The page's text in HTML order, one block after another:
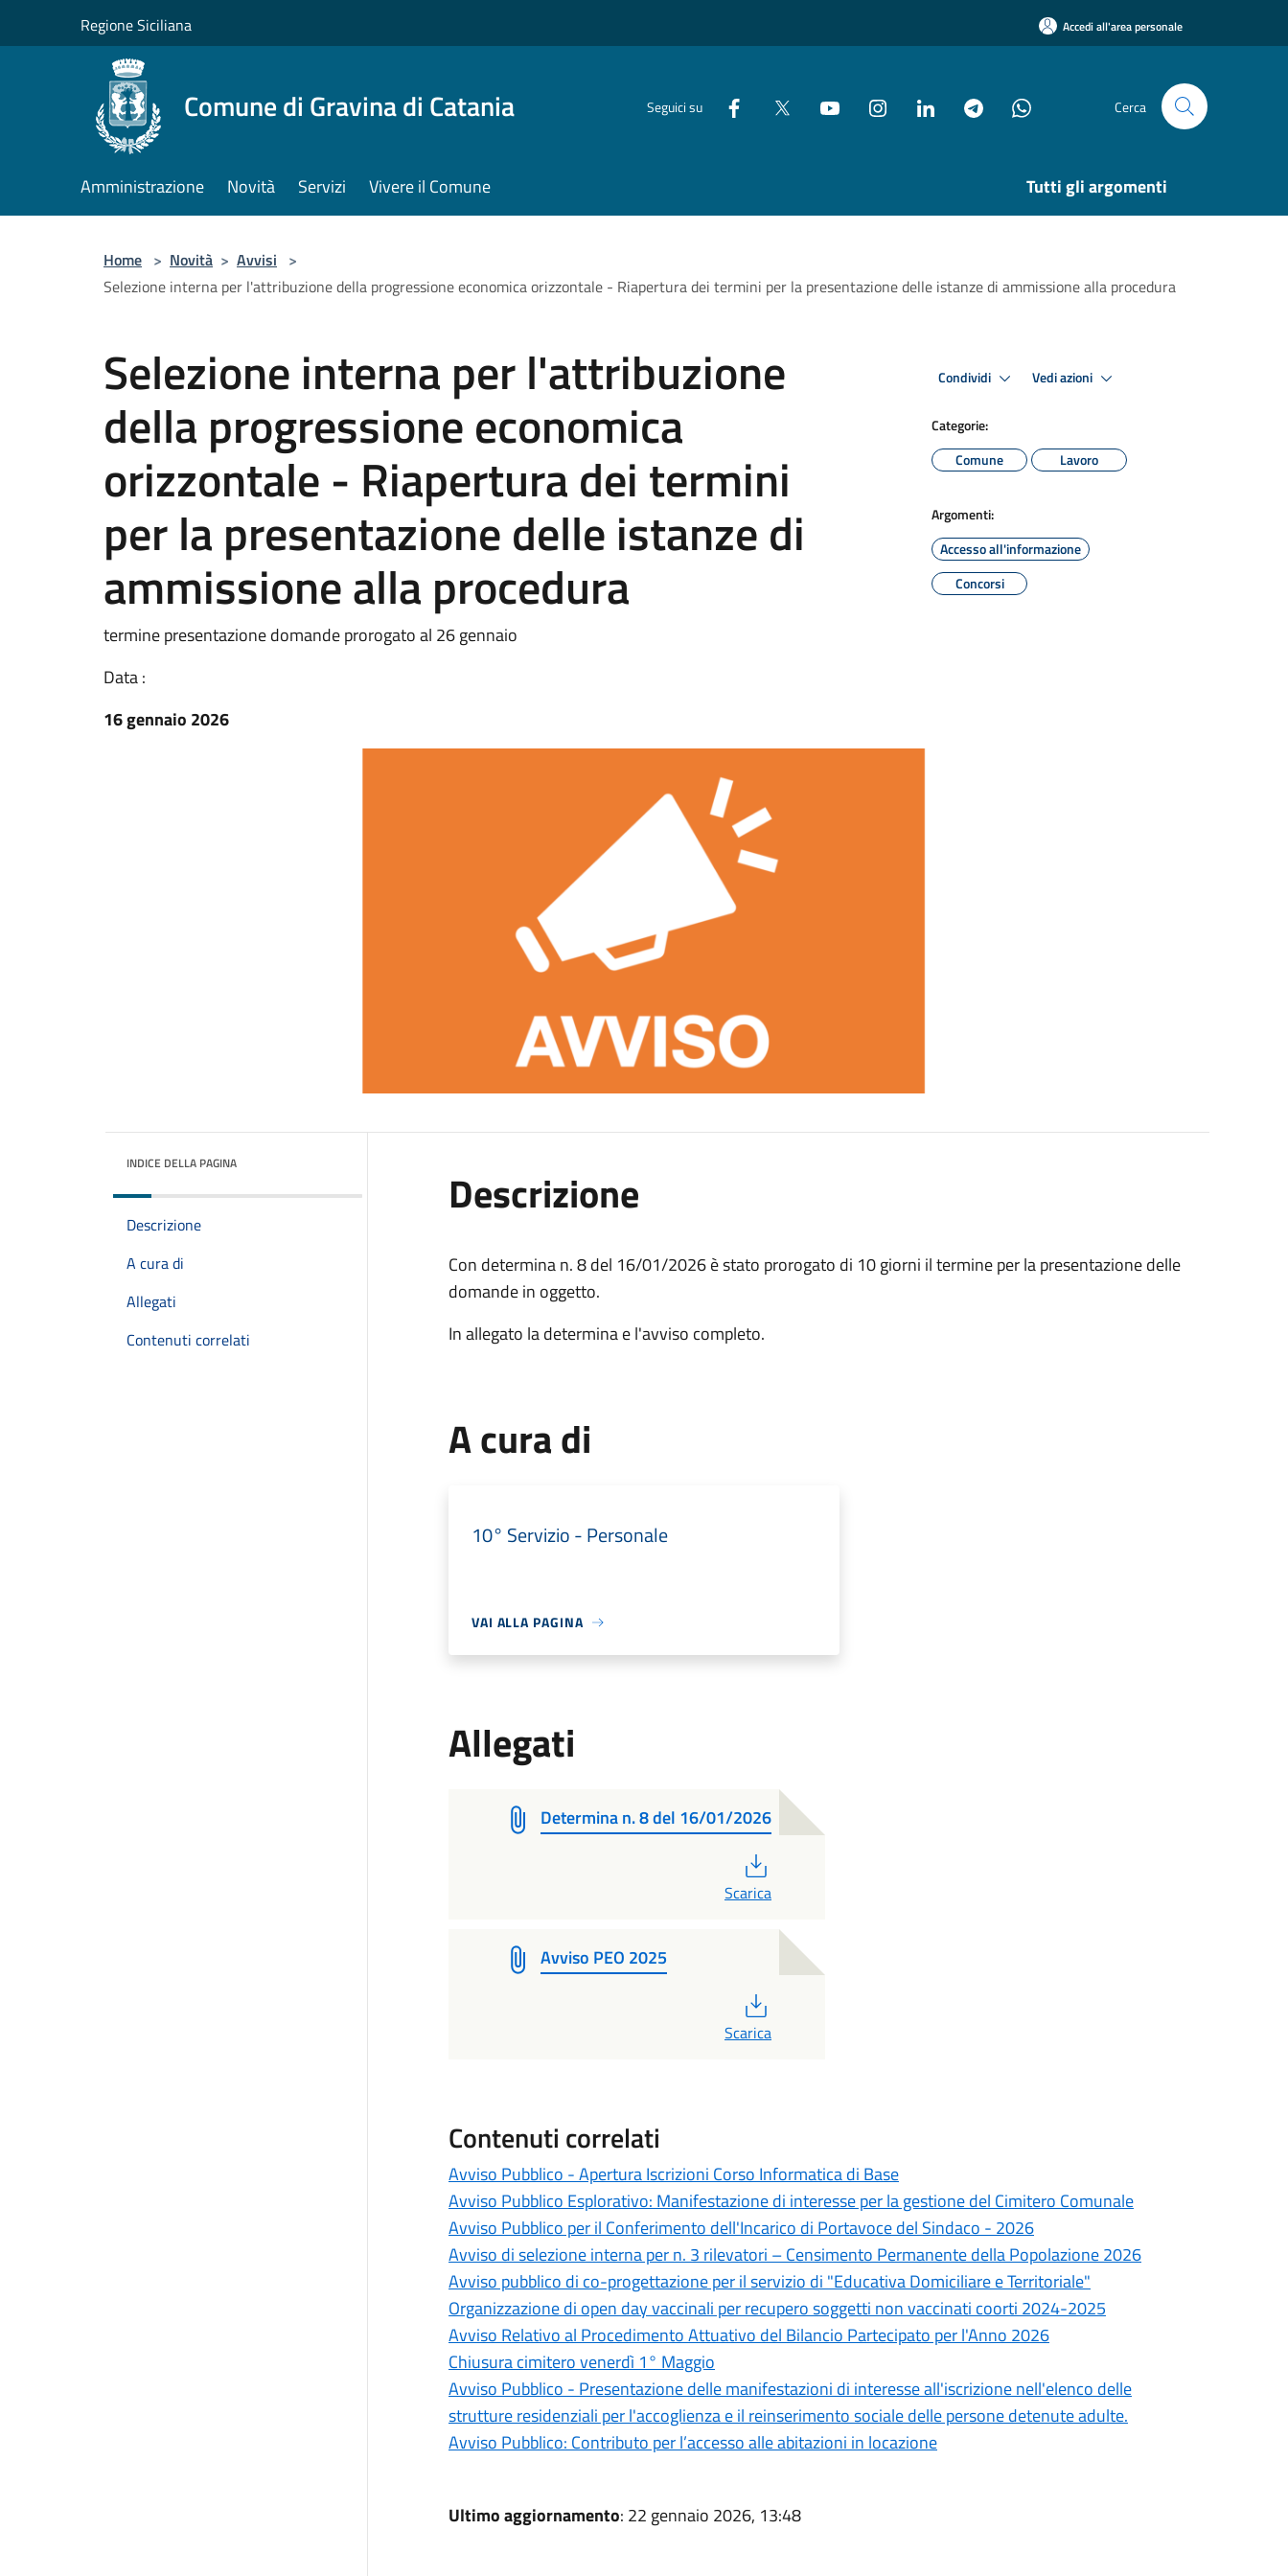
Regione Siciliana Accedi all'area personale
Comune di Gravina di Catania Seguici su Cerca
Amministrazione Novità Servizi Vivere il Comune Tutti gli argomenti
Home > Novità > Avvisi >
Selezione interna per l'attribuzione della progressione economica orizzontale - Riapertura dei termini per la presentazione delle istanze di ammissione alla procedura
Selezione interna per l'attribuzione
della progressione economica
orizzontale - Riapertura dei termini
per la presentazione delle istanze di
ammissione alla procedura
termine presentazione domande prorogato al 26 gennaio
Data :
16 gennaio 2026
Condividi Vedi azioni
Categorie:
Comune
Lavoro
Argomenti:
Accesso all'informazione
Concorsi
INDICE DELLA PAGINA
Descrizione
A cura di
Allegati
Contenuti correlati
Descrizione
Con determina n. 8 del 16/01/2026 è stato prorogato di 10 giorni il termine per la presentazione delle
domande in oggetto.
In allegato la determina e l'avviso completo.
A cura di
10° Servizio - Personale
VAI ALLA PAGINA
Allegati
Determina n. 8 del 16/01/2026
Scarica
Avviso PEO 2025
Scarica
Contenuti correlati
Avviso Pubblico - Apertura Iscrizioni Corso Informatica di Base
Avviso Pubblico Esplorativo: Manifestazione di interesse per la gestione del Cimitero Comunale
Avviso Pubblico per il Conferimento dell'Incarico di Portavoce del Sindaco - 2026
Avviso di selezione interna per n. 3 rilevatori – Censimento Permanente della Popolazione 2026
Avviso pubblico di co-progettazione per il servizio di "Educativa Domiciliare e Territoriale"
Organizzazione di open day vaccinali per recupero soggetti non vaccinati coorti 2024-2025
Avviso Relativo al Procedimento Attuativo del Bilancio Partecipato per l'Anno 2026
Chiusura cimitero venerdì 1° Maggio
Avviso Pubblico - Presentazione delle manifestazioni di interesse all'iscrizione nell'elenco delle
strutture residenziali per l'accoglienza e il reinserimento sociale delle persone detenute adulte.
Avviso Pubblico: Contributo per l’accesso alle abitazioni in locazione
Ultimo aggiornamento: 22 gennaio 2026, 13:48